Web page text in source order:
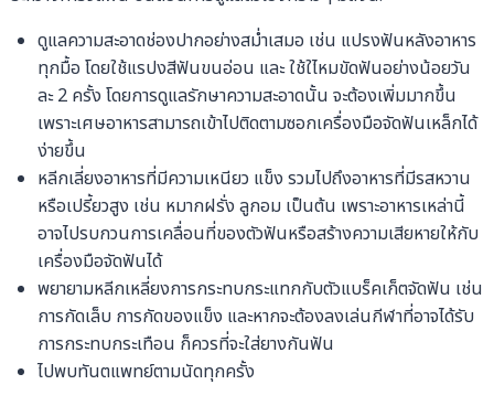
ดูแลความสะอาดช่องปากอย่างสม่ำเสมอ เช่น แปรงฟันหลังอาหาร
ทุกมื้อ โดยใช้แรปงสีฟันขนอ่อน และ ใช้ใไหมขัดฟันอย่างน้อยวัน
ละ 2 ครั้ง โดยการดูแลรักษาความสะอาดนั้น จะต้องเพิ่มมากขึ้น
เพราะเศษอาหารสามารถเข้าไปติดตามซอกเครื่องมือจัดฟันเหล็กได้
ง่ายขึ้น
หลีกเลี่ยงอาหารที่มีความเหนียว แข็ง รวมไปถึงอาหารที่มีรสหวาน
หรือเปรี้ยวสูง เช่น หมากฝรั่ง ลูกอม เป็นต้น เพราะอาหารเหล่านี้
อาจไปรบกวนการเคลื่อนที่ของตัวฟันหรือสร้างความเสียหายให้กับ
เครื่องมือจัดฟันได้
พยายามหลีกเหลี่ยงการกระทบกระแทกกับตัวแบร็คเก็ตจัดฟัน เช่น
การกัดเล็บ การกัดของแข็ง และหากจะต้องลงเล่นกีฬาที่อาจได้รับ
การกระทบกระเทือน ก็ควรที่จะใส่ยางกันฟัน
ไปพบทันตแพทย์ตามนัดทุกครั้ง